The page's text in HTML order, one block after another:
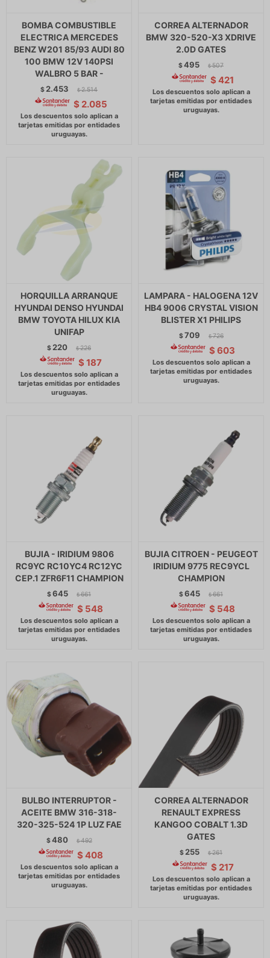
BOMBA COMBUSTIBLE
ELECTRICA MERCEDES
BENZ W201 85/93 AUDI 80
100 BMW 12V 140PSI
WALBRO 5 BAR -
$ 2.453 $ 2.514
$ 2.085
CORREA ALTERNADOR
BMW 320-520-X3 XDRIVE
2.0D GATES
$495 $ 507
$ 421
HORQUILLA ARRANQUE
HYUNDAI DENSO HYUNDAI
BMW TOYOTA HILUX KIA
UNIFAP
$ 220 $ 226
$ 187
LAMPARA - HALOGENA 12V
HB4 9006 CRYSTAL VISION
BLISTER X1 PHILIPS
$709 $ 726
$ 603
BUJIA - IRIDIUM 9806
RC9YC RC10YC4 RC12YC
CEP.1 ZFR6F11 CHAMPION
$645 $ 661
$ 548
BUJIA CITROEN - PEUGEOT
IRIDIUM 9775 REC9YCL
CHAMPION
$645 $ 661
$ 548
BULBO INTERRUPTOR -
ACEITE BMW 316-318-
320-325-524 1P LUZ FAE
$480 $ 492
$ 408
CORREA ALTERNADOR
RENAULT EXPRESS
KANGOO COBALT 1.3D
GATES
$ 255 $ 261
$ 217